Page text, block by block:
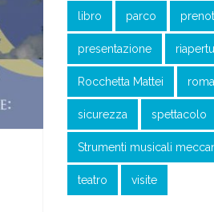
libro parco
presentazione
Rocchetta Mattei
sicurezza spettacolo
Strumenti musicali
teatro visite